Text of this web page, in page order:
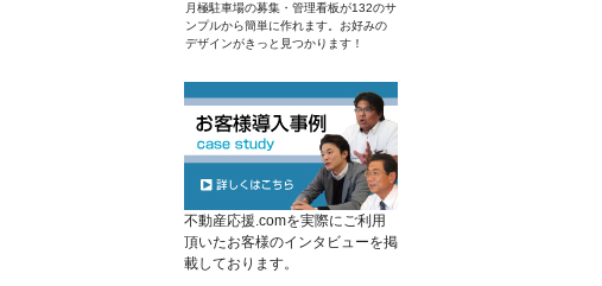
月極駐車場の募集・管理看板が132のサ
ンプルから簡単に作れます。お好みの
デザインがきっと見つかります！
不動産応援.comを実際にご利用
頂いたお客様のインタビューを掲
載しております。